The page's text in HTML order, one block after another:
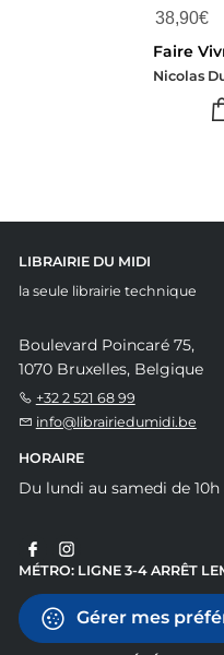
38,90€
Nicolas
LIBRAIRIE DU MIDI
la seule librairie technique
Boulevard Poincaré 75,
1070 Bruxelles, Belgique
+32 2 521 68 99
info@librairiedumidi.be
HORAIRE
Du lundi au samedi de
MÉTRO: LIGNE 3-4 ARRÊT
Gérer mes